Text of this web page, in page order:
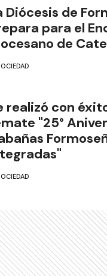
Diócesis de
para el
de
realizó con
"25°